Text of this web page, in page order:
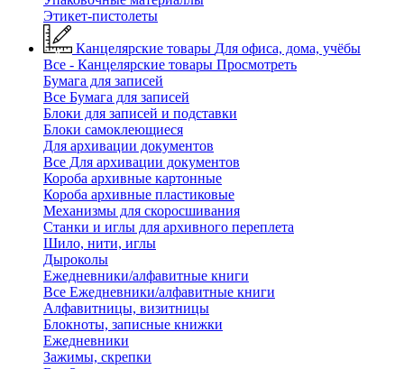
Этикет-пистолеты
Канцелярские товары Для офиса, дома, учёбы
Все - Канцелярские товары Просмотреть
Бумага для записей
Все Бумага для записей
Блоки для записей и подставки
Блоки самоклеющиеся
Для архивации документов
Все Для архивации документов
Короба архивные картонные
Короба архивные пластиковые
Механизмы для скоросшивания
Станки и иглы для архивного переплета
Шило, нити, иглы
Дыроколы
Ежедневники/алфавитные книги
Все Ежедневники/алфавитные книги
Алфавитницы, визитницы
Блокноты, записные книжки
Ежедневники
Зажимы, скрепки